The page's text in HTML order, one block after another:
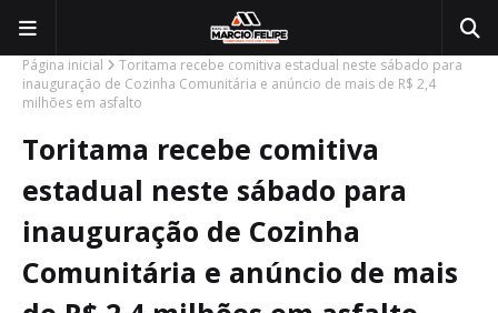
Página inicial
Toritama recebe comitiva estadual neste sábado para
inauguração de Cozinha Comunitária e anúncio de mais de R$ 2,4
milhões em asfalto
Toritama recebe comitiva
estadual neste sábado para
inauguração de Cozinha
Comunitária e anúncio de mais